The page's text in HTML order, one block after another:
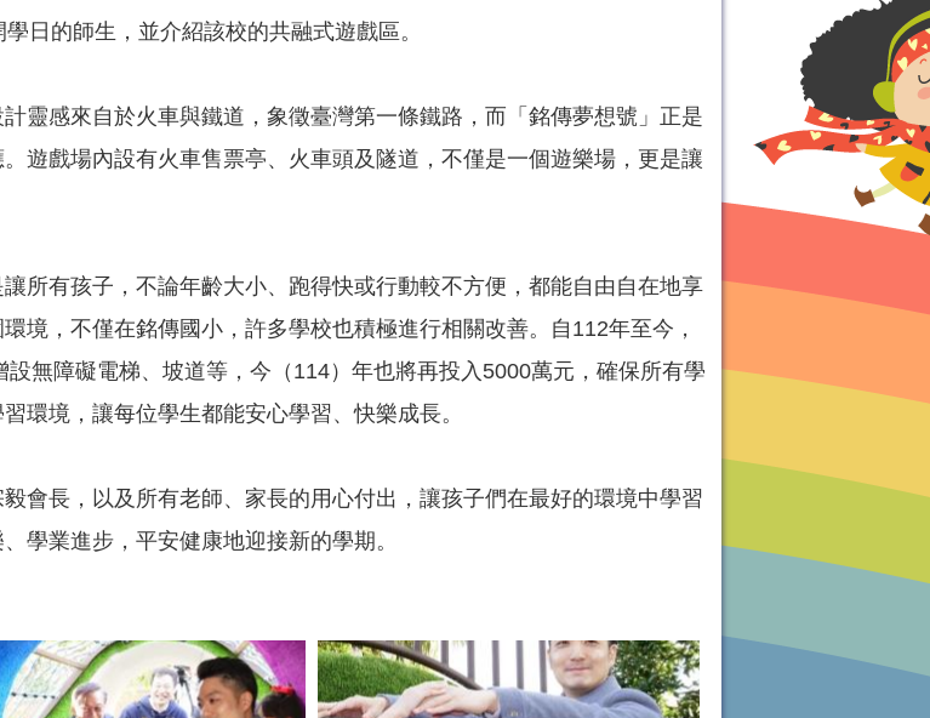
日的師生，並介紹該校的共融式遊戲區。
靈感來自於火車與鐵道，象徵臺灣第一條鐵路，而「銘傳夢想號」正是
遊戲場內設有火車售票亭、火車頭及隧道，不僅是一個遊樂場，更是讓
所有孩子，不論年齡大小、跑得快或行動較不方便，都能自由自在地享
境，不僅在銘傳國小，許多學校也積極進行相關改善。自112年至今，
無障礙電梯、坡道等，今（114）年也將再投入5000萬元，確保所有學
環境，讓每位學生都能安心學習、快樂成長。
會長，以及所有老師、家長的用心付出，讓孩子們在最好的環境中學習
學業進步，平安健康地迎接新的學期。